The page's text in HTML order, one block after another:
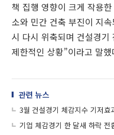
책 집행 영향이 크게 작용
소와 민간 건축 부진이 지
시 다시 위축되며 건설경기
제한적인 상황”이라고 말했
관련 뉴스